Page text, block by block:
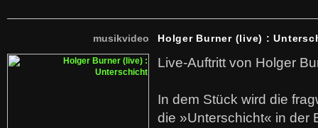
musikvideo Holger Burner (live) :
Live-Auftritt von Holger
In dem Stück wird die
die »Unterschicht« in der